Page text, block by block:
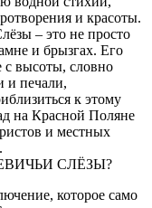
и красоты.
– это не просто
и брызгах. Его
высоты, словно
и печали,
к этому
на Красной Поляне
и местных
СЛЁЗЫ?
которое само